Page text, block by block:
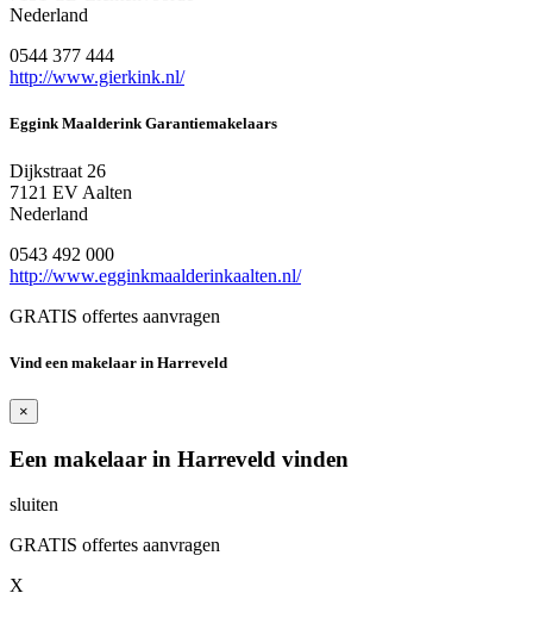
Nederland
0544 377 444
http://www.gierkink.nl/
Eggink Maalderink Garantiemakelaars
Dijkstraat 26
7121 EV Aalten
Nederland
0543 492 000
http://www.egginkmaalderinkaalten.nl/
GRATIS offertes aanvragen
Vind een makelaar in Harreveld
×
Een makelaar in Harreveld vinden
sluiten
GRATIS offertes aanvragen
X